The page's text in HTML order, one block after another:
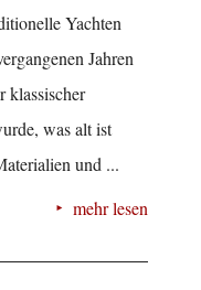
Yachten
Jahren
klassischer
was alt ist
und ...
mehr lesen